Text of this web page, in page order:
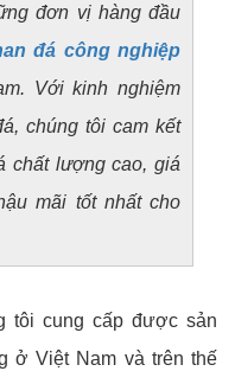
đơn vị hàng đầu
đá công nghiệp
Với kinh nghiệm
chúng tôi cam kết
chất lượng cao, giá
mãi tốt nhất cho
tôi cung cấp được sản
ở Việt Nam và trên thế